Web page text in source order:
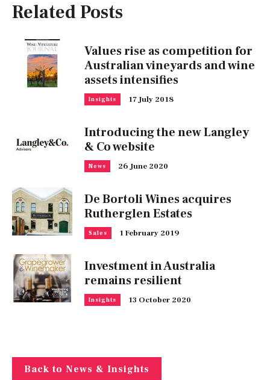
Related Posts
Values rise as competition for
Australian vineyards and wine
assets intensifies
Insights 17 July 2018
Introducing the new Langley
& Co website
News 26 June 2020
De Bortoli Wines acquires
Rutherglen Estates
Sales 1 February 2019
Investment in Australia
remains resilient
Insights 13 October 2020
Back to News & Insights